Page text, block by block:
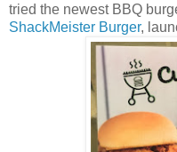
tried the newest BBQ
ShackMeister Burger,